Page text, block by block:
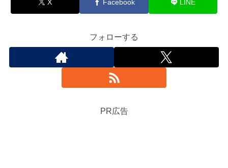
X Facebook LINE
フォローする
PR広告